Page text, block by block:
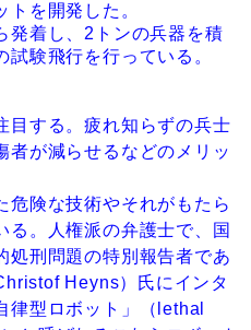
トを開発した。
発着し、2トンの兵器を積
験飛行を行っている。
する。疲れ知らずの兵士
者が減らせるなどのメリッ
危険な技術やそれがもたら
る。人権派の弁護士で、国
処刑問題の特別報告者であ
Heyns）氏にインタ
律型ロボット」（lethal